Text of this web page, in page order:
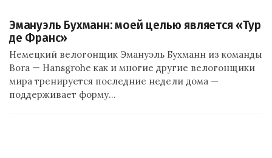
Эмануэль Бухманн: моей целью является «Тур
де Франс»
Немецкий велогонщик Эмануэль Бухманн из команды
Bora — Hansgrohe как и многие другие велогонщики
мира тренируется последние недели дома —
поддерживает форму…